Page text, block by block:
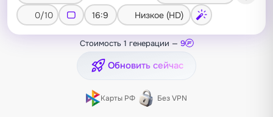
0/10
16:9 Низкое (HD)
Стоимость 1 генерации — 9
Обновить сейчас
Карты РФ Без VPN